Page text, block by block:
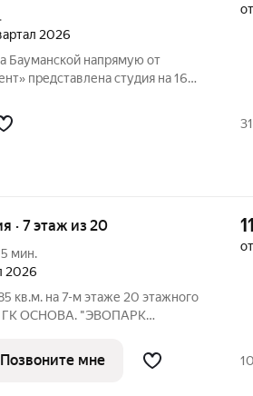
2026
Бауманской напрямую от
представлена студия на 16
Пространство позволяет
· 7 этаж из 20
мин.
2026
кв.м. на 7-м этаже 20 этажного
ГК ОСНОВА. "ЭВОПАРК
парка Сокольники. "ЭВОПАРК
Позвоните мне